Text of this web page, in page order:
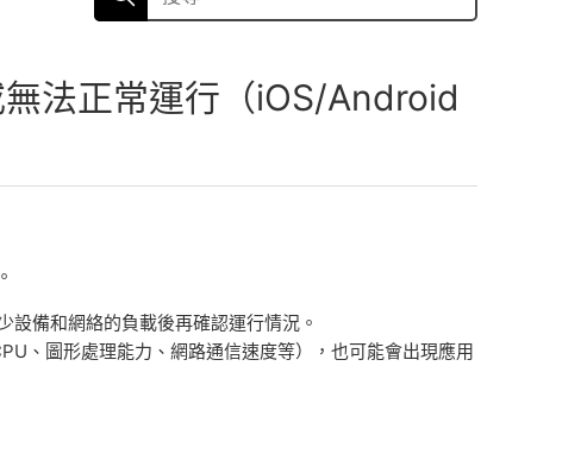
無法正常運行（iOS/Android
備和網絡的負載後再確認運行情況。
、圖形處理能力、網路通信速度等），也可能會出現應用